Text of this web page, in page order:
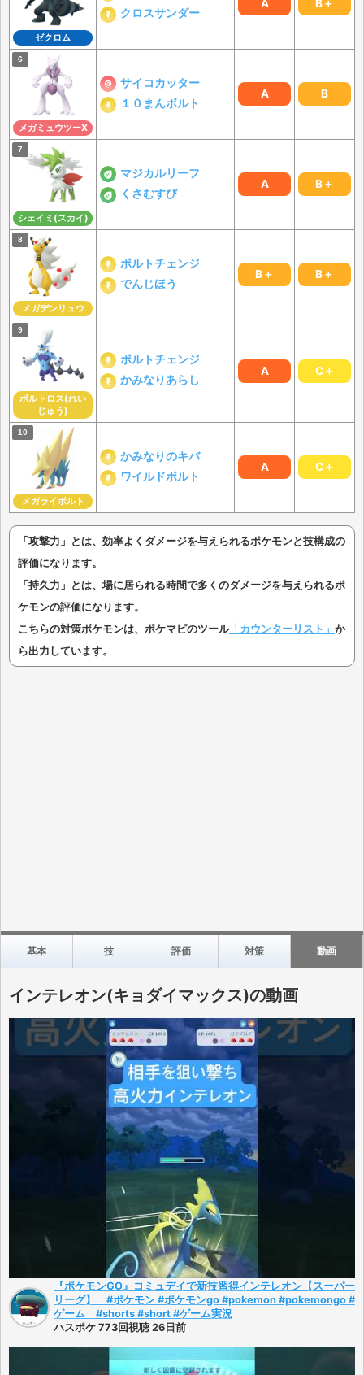
ゼクロム
クロスサンダー
A B＋
メガミュウツーX
サイコカッター
１０まんボルト
A B
シェイミ(スカイ)
マジカルリーフ
くさむすび
A B＋
メガデンリュウ
ボルトチェンジ
でんじほう
B＋ B＋
ボルトロス(れい
じゅう)
ボルトチェンジ
かみなりあらし
A C＋
メガライボルト
かみなりのキバ
ワイルドボルト
A C＋
「攻撃力」とは、効率よくダメージを与えられるポケモンと技構成の
評価になります。
「持久力」とは、場に居られる時間で多くのダメージを与えられるポ
ケモンの評価になります。
こちらの対策ポケモンは、ポケマピのツール「カウンターリスト」 か
ら出力しています。
基本 技 評価 対策 動画
インテレオン(キョダイマックス)の動画
『ポケモンGO』コミュデイで新技習得インテレオン【スーパー
リーグ】 #ポケモン #ポケモンgo #pokemon #pokemongo #
ゲーム #shorts #short #ゲーム実況
ハスポケ 773回視聴 26日前